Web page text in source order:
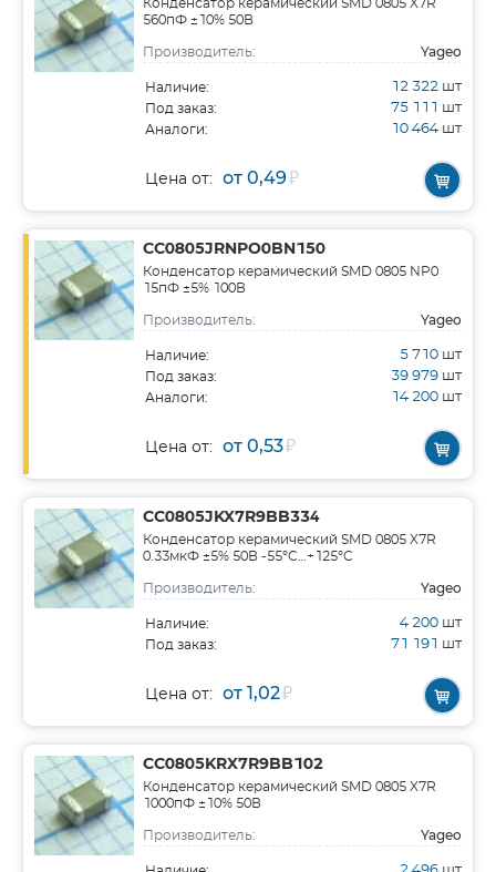
Конденсатор керамический SMD 0805 X7R
560пФ ±10% 50В
Производитель: Yageo
Наличие: 12 322 шт
Под заказ: 75 111 шт
Аналоги: 10 464 шт
Цена от: от 0,49₽
CC0805JRNPO0BN150
Конденсатор керамический SMD 0805 NP0
15пФ ±5% 100В
Производитель: Yageo
Наличие: 5 710 шт
Под заказ: 39 979 шт
Аналоги: 14 200 шт
Цена от: от 0,53₽
CC0805JKX7R9BB334
Конденсатор керамический SMD 0805 X7R
0.33мкФ ±5% 50В -55°C…+125°C
Производитель: Yageo
Наличие: 4 200 шт
Под заказ: 71 191 шт
Цена от: от 1,02₽
CC0805KRX7R9BB102
Конденсатор керамический SMD 0805 X7R
1000пФ ±10% 50В
Производитель: Yageo